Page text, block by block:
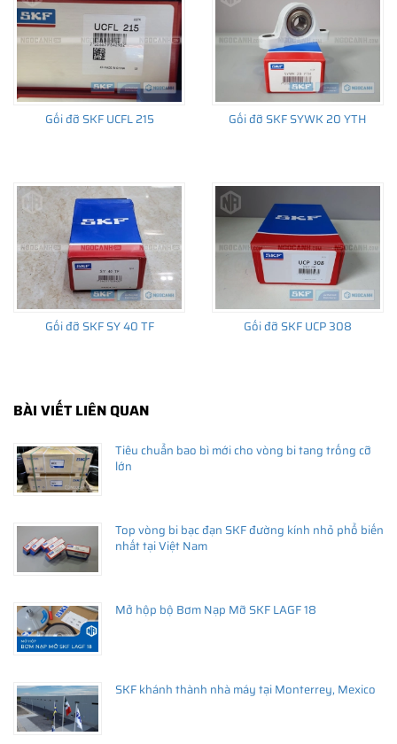
Gối đỡ SKF UCFL 215 Gối đỡ SKF SYWK 20 YTH
Gối đỡ SKF SY 40 TF Gối đỡ SKF UCP 308
BÀI VIẾT LIÊN QUAN
Tiêu chuẩn bao bì mới cho vòng bi tang trống cỡ
lớn
Top vòng bi bạc đạn SKF đường kính nhỏ phổ biến
nhất tại Việt Nam
Mở hộp bộ Bơm Nạp Mỡ SKF LAGF 18
SKF khánh thành nhà máy tại Monterrey, Mexico